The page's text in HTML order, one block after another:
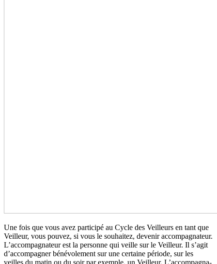
Une fois que vous avez par­­ti­­cipé au Cycle des Veilleurs en tant que
Veilleur, vous pouvez, si vous le sou­­hai­­tez, deve­­nir accom­­pa­­gna­­teur.
L’accom­­pa­­gna­­teur est la per­­sonne qui veille sur le Veilleur. Il s’agit
d’accom­­pa­­gner béné­­vo­­le­­ment sur une cer­­taine période, sur les
veilles du matin ou du soir par exem­­ple, un Veilleur. L’accom­­pa­­gna­­